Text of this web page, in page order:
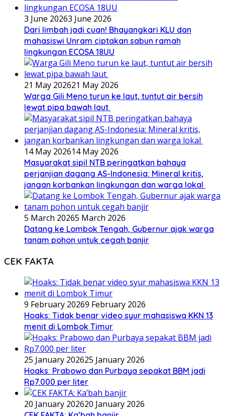
3 June 20263 June 2026
Dari limbah jadi cuan! Bhayangkari KLU dan
mahasiswi Unram ciptakan sabun ramah
lingkungan ECOSA 18UU
21 May 202621 May 2026
Warga Gili Meno turun ke laut, tuntut air bersih
lewat pipa bawah laut
14 May 202614 May 2026
Masyarakat sipil NTB peringatkan bahaya
perjanjian dagang AS-Indonesia: Mineral kritis,
jangan korbankan lingkungan dan warga lokal
5 March 20265 March 2026
Datang ke Lombok Tengah, Gubernur ajak warga
tanam pohon untuk cegah banjir
CEK FAKTA
9 February 20269 February 2026
Hoaks: Tidak benar video syur mahasiswa KKN 13
menit di Lombok Timur
25 January 202625 January 2026
Hoaks: Prabowo dan Purbaya sepakat BBM jadi
Rp7.000 per liter
20 January 202620 January 2026